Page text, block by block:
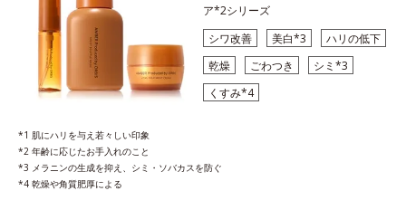
ア*2シリーズ
シワ改善
美白*3
ハリの低下
乾燥
ごわつき
シミ*3
くすみ*4
*1 肌にハリを与え若々しい印象
*2 年齢に応じたお手入れのこと
*3 メラニンの生成を抑え、シミ・ソバカスを防ぐ
*4 乾燥や角質肥厚による